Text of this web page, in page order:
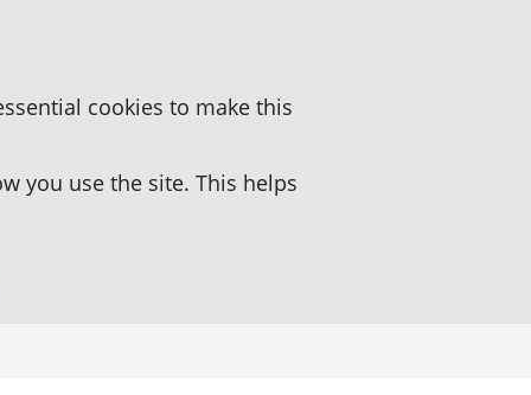
cookies to make this
you use the site. This helps